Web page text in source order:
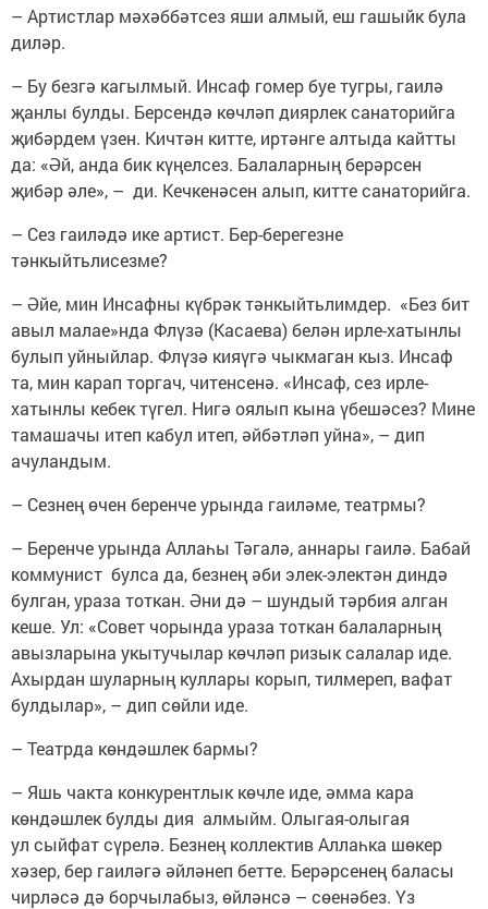
– Артистлар мәхәббәтсез яши алмый, еш гашыйк була
диләр.
– Бу безгә кагылмый. Инсаф гомер буе тугры, гаилә
җанлы булды. Берсендә көчләп диярлек санаторийга
җибәрдем үзен. Кичтән китте, иртәнге алтыда кайтты
да: «Әй, анда бик күңелсез. Балаларның берәрсен
җибәр әле», – ди. Кечкенәсен алып, китте санаторийга.
– Сез гаиләдә ике артист. Бер-берегезне
тәнкыйтьлисезме?
– Әйе, мин Инсафны күбрәк тәнкыйтьлимдер. «Без бит
авыл малае»нда Флүзә (Касаева) белән ирле-хатынлы
булып уйныйлар. Флүзә кияүгә чыкмаган кыз. Инсаф
та, мин карап торгач, читенсенә. «Инсаф, сез ирле-
хатынлы кебек түгел. Нигә оялып кына үбешәсез? Мине
тамашачы итеп кабул итеп, әйбәтләп уйна», – дип
ачуландым.
– Сезнең өчен беренче урында гаиләме, театрмы?
– Беренче урында Аллаһы Тәгалә, аннары гаилә. Бабай
коммунист булса да, безнең әби элек-электән диндә
булган, ураза тоткан. Әни дә – шундый тәрбия алган
кеше. Ул: «Совет чорында ураза тоткан балаларның
авызларына укытучылар көчләп ризык салалар иде.
Ахырдан шуларның куллары корып, тилмереп, вафат
булдылар», – дип сөйли иде.
– Театрда көндәшлек бармы?
– Яшь чакта конкурентлык көчле иде, әмма кара
көндәшлек булды дия алмыйм. Олыгая-олыгая
ул сыйфат сүрелә. Безнең коллектив Аллаһка шөкер
хәзер, бер гаиләгә әйләнеп бетте. Берәрсенең баласы
чирләсә дә борчылабыз, өйләнсә – сөенәбез. Үз